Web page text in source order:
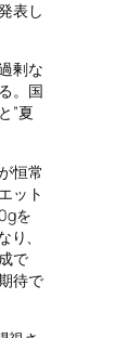
表し
剰な
。国
”夏
恒常
ット
を
、
で
待で